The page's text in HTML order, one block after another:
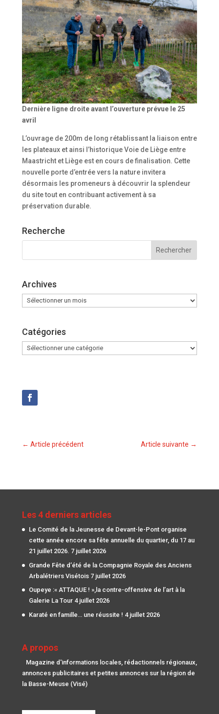
Dernière ligne droite avant l’ouverture prévue le 25
avril
L’ouvrage de 200m de long rétablissant la liaison entre
les plateaux et ainsi l’historique Voie de Liège entre
Maastricht et Liège est en cours de finalisation. Cette
nouvelle porte d’entrée vers la nature invitera
désormais les promeneurs à découvrir la splendeur
du site tout en contribuant activement à sa
préservation durable.
Recherche
Archives
Archives
Catégories
Catégories
← Article précédent Article suivante →
Les 4 derniers articles
Le Comité de la Jeunesse de Devant-le-Pont organise
cette année encore sa fête annuelle du quartier, du 17 au
21 juillet 2026. 7 juillet 2026
Grande Fête d’été de la Compagnie Royale des Anciens
Arbalétriers Visétois 7 juillet 2026
Oupeye :« ATTAQUE ! »,la contre-offensive de l’art à la
Galerie La Tour 4 juillet 2026
Karaté en famille… une réussite ! 4 juillet 2026
A propos
Magazine d'informations locales, rédactionnels régionaux,
annonces publicitaires et petites annonces sur la région de
la Basse-Meuse (Visé)